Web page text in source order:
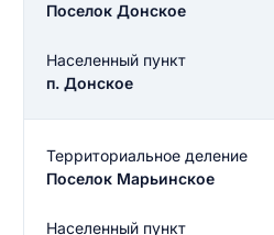
Поселок Донское
Населенный пункт
п. Донское
Территориальное деление
Поселок Марьинское
Населенный пункт